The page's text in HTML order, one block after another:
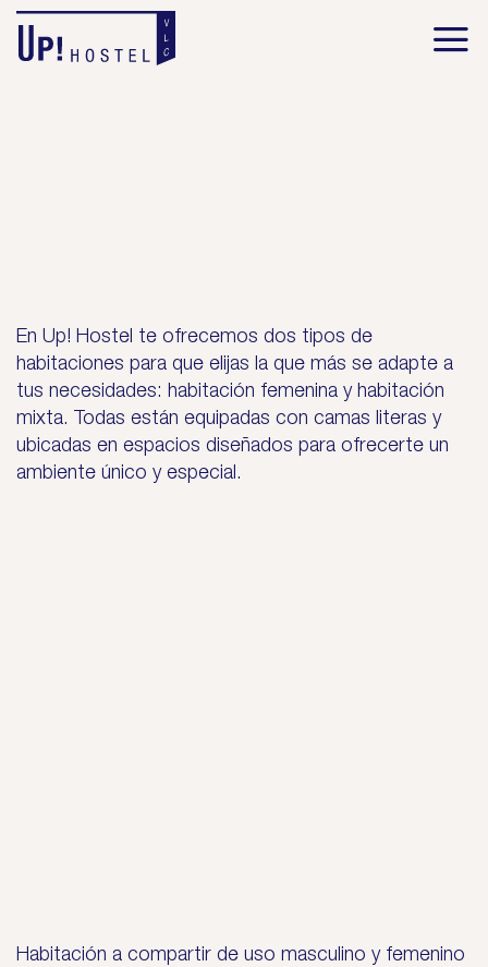
Saltar
contenido
En Up! Hostel te ofrecemos dos tipos de
habitaciones para que elijas la que más se adapte a
tus necesidades: habitación femenina y habitación
mixta. Todas están equipadas con camas literas y
ubicadas en espacios diseñados para ofrecerte un
ambiente único y especial.
Habitación a compartir de uso masculino y femenino